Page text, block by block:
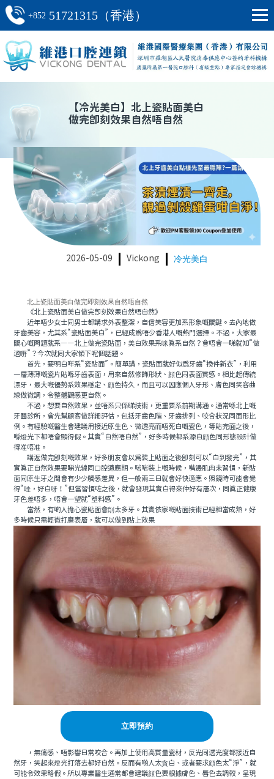
+852 51721315（香港）
【冷光美白】 北上瓷貼面美白
做完即刻效果自然唔自然
2026-05-09 Vickong 冷光美白
北上瓷貼面美白做完即刻效果自然唔自然
《北上瓷貼面美白做完即刻效果自然唔自然》
近年唔少女士同男士都講求外表整潔，自信笑容更加系形象嘅關鍵。去內地做
牙齒美容，尤其系“瓷貼面美白”，已經成爲唔少香港人嘅熱門選擇。不過，大家最
關心嘅問題就系——北上做完瓷貼面，美白效果系咪真系自然？會唔會一睇就知“做
過嘢”？今次就同大家傾下呢個話題。
首先，要明白咩系“瓷貼面”。簡單講，瓷貼面就好似爲牙齒“換件新衣”，利用
一層薄薄嘅瓷片貼喺牙齒表面，用來自然修飾形狀、顔色同表面質感。相比起傳統
漂牙，最大嘅優勢系效果穩定、顔色持久，而且可以因應個人牙形、膚色同笑容曲
線做微調，令整體觀感更自然。
不過，想要自然效果，並唔系只係睇技術，更重要系前期溝通。通常喺北上嘅
牙醫診所，會先幫顧客做詳細評估，包括牙齒色階、牙齒排列、咬合狀況同面形比
例。有經驗嘅醫生會建議用接近原生色、微透亮而唔死白嘅瓷色，等貼完面之後，
喺燈光下都唔會顯得假。其實“自然唔自然”，好多時候都系源自顔色同形態設計做
得准唔准。
講返做完即刻嘅效果，好多朋友會以爲裝上貼面之後即刻可以“白到發光”，其
實真正自然效果要睇光線同口腔適應期。啱啱裝上嘅時候，嘴邊肌肉未習慣，新貼
面同原生牙之間會有少少觸感差異，但一般兩三日就會好快適應。照鏡時可能會覺
得“哇，好白呀！”但當習慣咗之後，就會發現其實白得來仲好有層次，同真正健康
牙色差唔多，唔會一望就“塑料感”。
當然，有啲人擔心瓷貼面會削太多牙。其實依家嘅貼面技術已經相當成熟，好
多時候只需輕微打磨表層，就可以做到貼上效果
立即預約
，無痛感、唔影響日常咬合。再加上使用高質量瓷材，反光同透光度都接近自
然牙，笑起來燈光打落去都好自然。反而有啲人太貪白、或者要求顔色太“淨”，就
可能令效果略假。所以專業醫生通常都會建議顔色要根據膚色、唇色去調較，呈現